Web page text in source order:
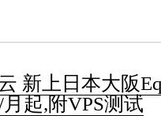
新上日本大阪
起,附VPS测试